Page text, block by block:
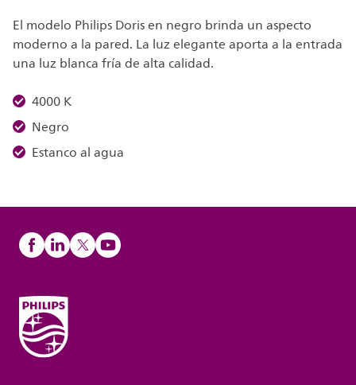
El modelo Philips Doris en negro brinda un aspecto
moderno a la pared. La luz elegante aporta a la entrada
una luz blanca fría de alta calidad.
4000 K
Negro
Estanco al agua